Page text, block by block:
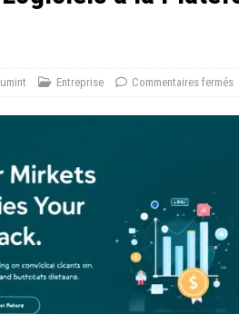
Entreprise Commentaires fermés